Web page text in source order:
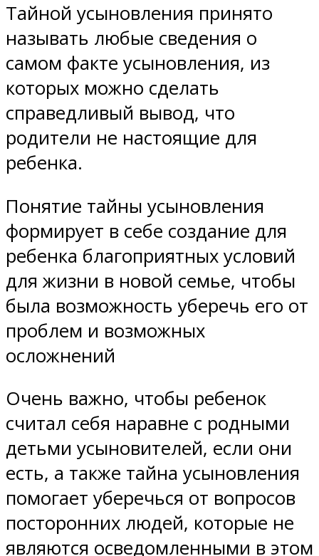
Тайной усыновления принято
называть любые сведения о
самом факте усыновления, из
которых можно сделать
справедливый вывод, что
родители не настоящие для
ребенка.
Понятие тайны усыновления
формирует в себе создание для
ребенка благоприятных условий
для жизни в новой семье, чтобы
была возможность уберечь его от
проблем и возможных
осложнений
Очень важно, чтобы ребенок
считал себя наравне с родными
детьми усыновителей, если они
есть, а также тайна усыновления
помогает уберечься от вопросов
посторонних людей, которые не
являются осведомленными в этом